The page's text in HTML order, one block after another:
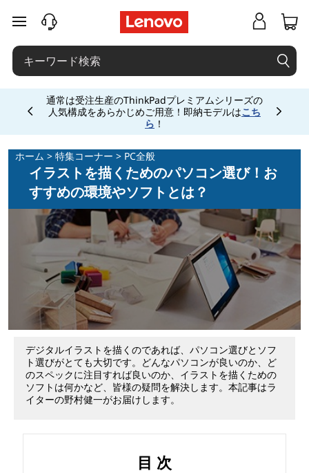
イ
ラ
ス
を
く
パ
メインコンテンツにスキップする
通常は受注生産のThinkPadプレミアムシリーズの
人気構成をあらかじめご用意！即納モデルはこち
ら ！
Currently displaying item 2
ホーム > 特集コーナー > PC全般
イラストを描くためのパソコン選び！お
すすめの環境やソフトとは？
デジタルイラストを描くのであれば、パソコン選びとソフ
ト選びがとても大切です。どんなパソコンが良いのか、ど
のスペックに注目すれば良いのか、イラストを描くための
ソフトは何かなど、皆様の疑問を解決します。本記事はラ
イターの野村健一がお届けします。
目 次